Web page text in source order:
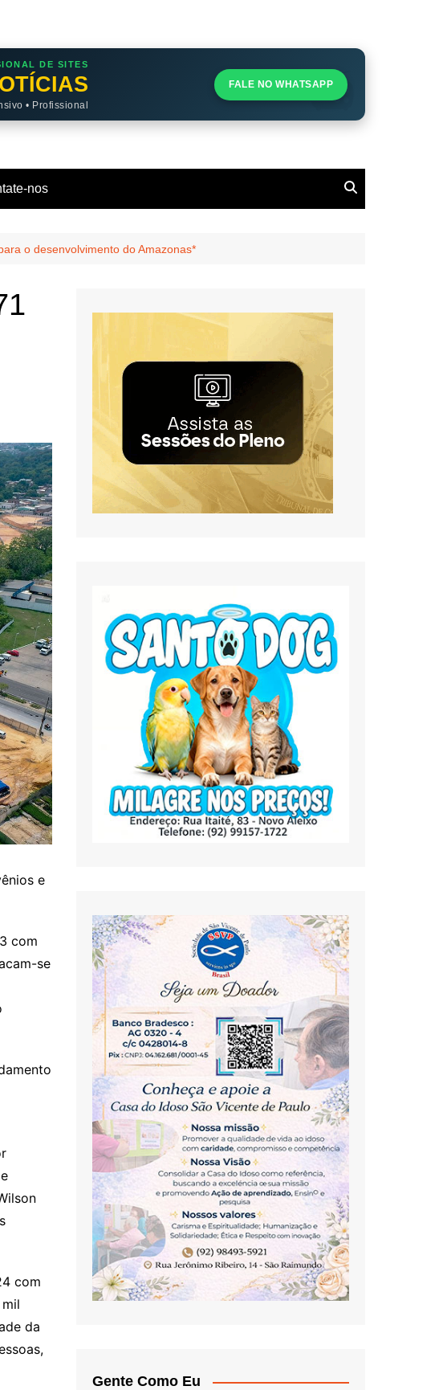
DE SITES
• Profissional
FALE NO WHATSAPP
nos
o desenvolvimento do Amazonas*
e
com
se
com
da
Gente Como Eu